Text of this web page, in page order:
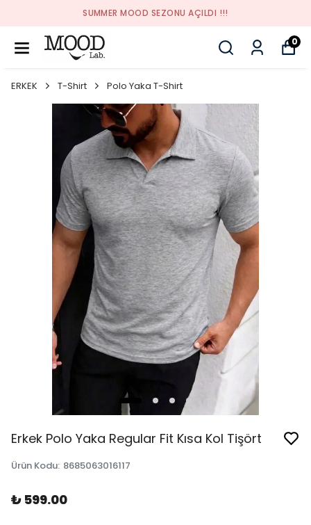
SUMMER MOOD SEZONU AÇILDI !!!
0
ERKEK T-Shirt Polo Yaka T-Shirt
Erkek Polo Yaka Regular Fit Kısa Kol Tişört
Ürün Kodu: 8685063016117
₺ 599.00